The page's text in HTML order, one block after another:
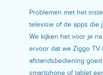
Problemen met het
televisie of de apps die
We kijken het voor je
ervoor dat we Ziggo TV
afstandsbediening
smartphone of tablet